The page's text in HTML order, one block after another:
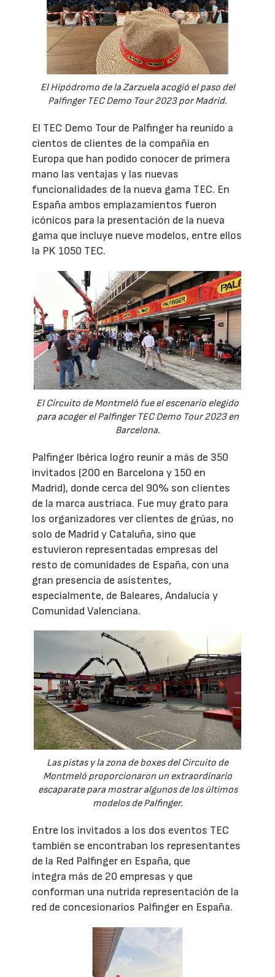
El Hipódromo de la Zarzuela acogió el paso del
Palfinger TEC Demo Tour 2023 por Madrid.
El TEC Demo Tour de Palfinger ha reunido a
cientos de clientes de la compañía en
Europa que han podido conocer de primera
mano las ventajas y las nuevas
funcionalidades de la nueva gama TEC. En
España ambos emplazamientos fueron
icónicos para la presentación de la nueva
gama que incluye nueve modelos, entre ellos
la PK 1050 TEC.
El Circuito de Montmeló fue el escenario elegido
para acoger el Palfinger TEC Demo Tour 2023 en
Barcelona.
Palfinger Ibérica logro reunir a más de 350
invitados (200 en Barcelona y 150 en
Madrid), donde cerca del 90% son clientes
de la marca austriaca. Fue muy grato para
los organizadores ver clientes de grúas, no
solo de Madrid y Cataluña, sino que
estuvieron representadas empresas del
resto de comunidades de España, con una
gran presencia de asistentes,
especialmente, de Baleares, Andalucía y
Comunidad Valenciana.
Las pistas y la zona de boxes del Circuito de
Montmeló proporcionaron un extraordinario
escaparate para mostrar algunos de los últimos
modelos de Palfinger.
Entre los invitados a los dos eventos TEC
también se encontraban los representantes
de la Red Palfinger en España, que
integra más de 20 empresas y que
conforman una nutrida representación de la
red de concesionarios Palfinger en España.